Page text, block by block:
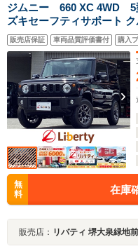
ジムニー 660 XC 4WD 5
ズキセーフティサポート
テアリング 全席シートヒ
トキー プッシュスタート
販売店保証 車両品質評価書付 購入
無
料
在庫
販売店： リバティ 堺大泉緑地